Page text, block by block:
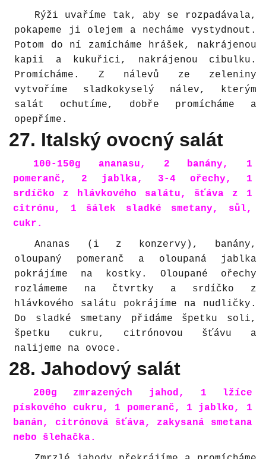
Rýži uvaříme tak, aby se rozpadávala,
pokapeme ji olejem a necháme vystydnout.
Potom do ní zamícháme hrášek, nakrájenou
kapii a kukuřici, nakrájenou cibulku.
Promícháme. Z nálevů ze zeleniny
vytvoříme sladkokyselý nálev, kterým
salát ochutíme, dobře promícháme a
opepříme.
27. Italský ovocný salát
100-150g ananasu, 2 banány, 1
pomeranč, 2 jablka, 3-4 ořechy, 1
srdíčko z hlávkového salátu, šťáva z 1
citrónu, 1 šálek sladké smetany, sůl,
cukr.
Ananas (i z konzervy), banány,
oloupaný pomeranč a oloupaná jablka
pokrájíme na kostky. Oloupané ořechy
rozlámeme na čtvrtky a srdíčko z
hlávkového salátu pokrájíme na nudličky.
Do sladké smetany přidáme špetku soli,
špetku cukru, citrónovou šťávu a
nalijeme na ovoce.
28. Jahodový salát
200g zmrazených jahod, 1 lžíce
pískového cukru, 1 pomeranč, 1 jablko, 1
banán, citrónová šťáva, zakysaná smetana
nebo šlehačka.